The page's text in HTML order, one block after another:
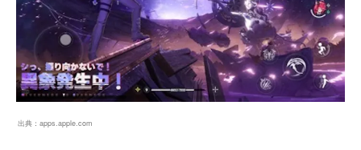
出典： apps.apple.com